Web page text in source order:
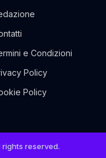
e Condizioni
Policy
Policy
rights reserved.